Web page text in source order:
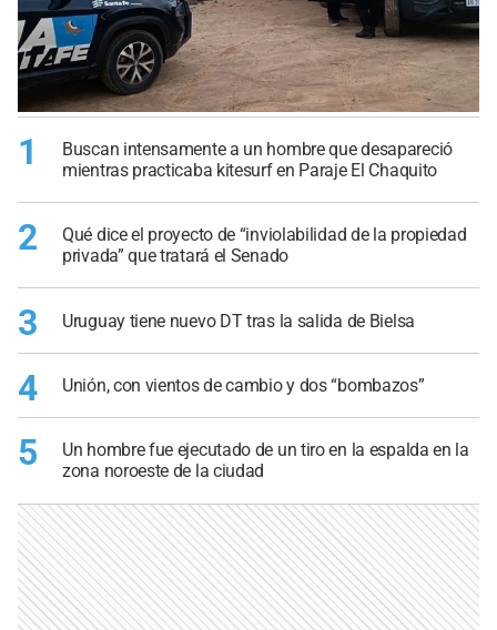
1
Buscan intensamente a un hombre que desapareció
mientras practicaba kitesurf en Paraje El Chaquito
2
Qué dice el proyecto de “inviolabilidad de la propiedad
privada” que tratará el Senado
3 Uruguay tiene nuevo DT tras la salida de Bielsa
4 Unión, con vientos de cambio y dos “bombazos”
5
Un hombre fue ejecutado de un tiro en la espalda en la
zona noroeste de la ciudad